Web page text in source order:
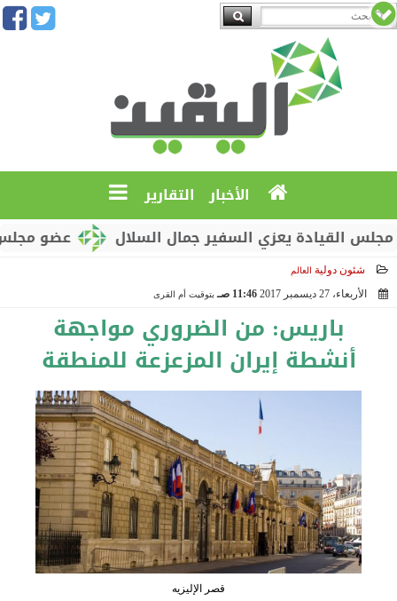
الأخبار التقارير
عضو مجلس
يعزي السفير جمال السلال
شئون دولية العالم
الأربعاء، 27 ديسمبر 2017 11:46 صـ بتوقيت أم القرى
باريس: من الضروري مواجهة
أنشطة إيران المزعزعة للمنطقة
قصر الإليزيه